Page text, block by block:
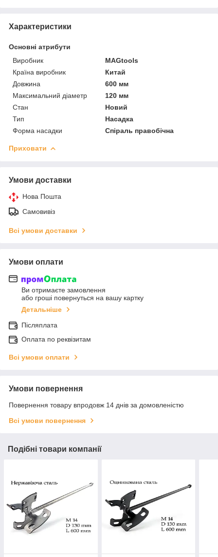
Характеристики
Основні атрибути
Виробник
MAGtools
Країна виробник
Китай
Довжина
600 мм
Максимальний діаметр
120 мм
Стан
Новий
Тип
Насадка
Форма насадки
Спіраль правобічна
Приховати
Умови доставки
Нова Пошта
Самовивіз
Всі умови доставки
Умови оплати
Ви отримаєте замовлення
або гроші повернуться на вашу картку
Детальніше
Післяплата
Оплата по реквізитам
Всі умови оплати
Умови повернення
Повернення товару впродовж 14 днів за домовленістю
Всі умови повернення
Подібні товари компанії